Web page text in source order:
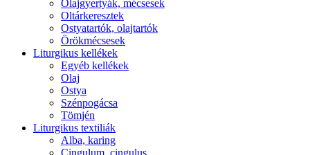
Olajgyertyák, mécsesek
Oltárkeresztek
Ostyatartók, olajtartók
Örökmécsesek
Liturgikus kellékek
Egyéb kellékek
Olaj
Ostya
Szénpogácsa
Tömjén
Liturgikus textiliák
Alba, karing
Cingulum, cingulus